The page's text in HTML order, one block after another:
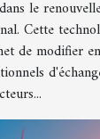
le
Cette
de modifier